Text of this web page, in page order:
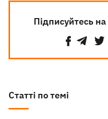
Підписуйтесь
Статті по темі